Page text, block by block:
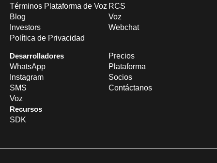
Términos Plataforma de Voz
Blog
Investors
Política de Privacidad
RCS
Voz
Webchat
Desarrolladores
WhatsApp
Instagram
SMS
Voz
Recursos
SDK
Precios
Plataforma
Socios
Contáctanos